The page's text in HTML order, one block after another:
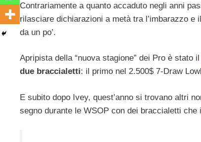
Contrariamente a quanto accaduto negli anni
rilasciare dichiarazioni a metà tra l’imbarazzo
da un po’.
Apripista della “nuova stagione” dei Pro è stato il
due braccialetti: il primo nel 2.500$ 7-Draw
E subito dopo Ivey, quest’anno si trovano altri
segno durante le WSOP con dei braccialetti che